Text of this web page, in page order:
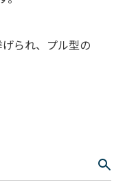
られ、プル型の